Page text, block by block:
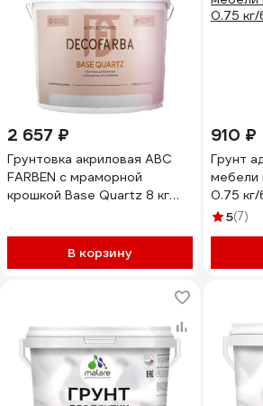
2 657 ₽
Грунтовка акриловая ABC
FARBEN с мраморной
крошкой Base Quartz 8 кг
В корзину
910 ₽
Грунт
мебели
0.75
5(7)